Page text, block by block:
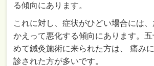
る傾向にあります。
これに対し、症状がひどい場合には
かえって悪化する傾向にあります。
めて鍼灸施術に来られた方は、 痛み
診された方が多いです。